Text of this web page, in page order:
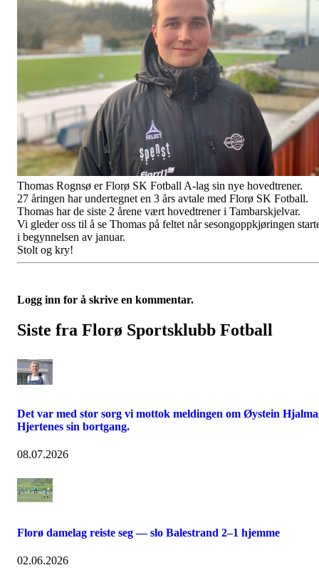
Thomas Rognsø er Florø SK Fotball A-lag sin nye hovedtrener.
27 åringen har undertegnet en 3 års avtale med Florø SK Fotball.
Thomas har de siste 2 årene vært hovedtrener i Tambarskjelvar.
Vi gleder oss til å se Thomas på feltet når sesongoppkjøringen
i begynnelsen av januar.
Stolt og kry!
Logg inn for å skrive en kommentar.
Siste fra Florø Sportsklubb Fotball
Det var med stor sorg vi mottok meldingen om Øystein
Hjertenes sin bortgang.
08.07.2026
Florø damelag reiste seg — slo Balestrand 2–1 hjemme
02.06.2026